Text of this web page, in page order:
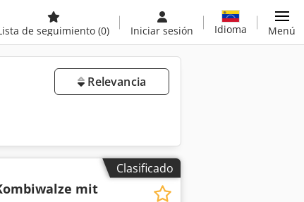
de seguimiento (0) Iniciar sesión Idioma Menú
Relevancia
Clasificado
mit